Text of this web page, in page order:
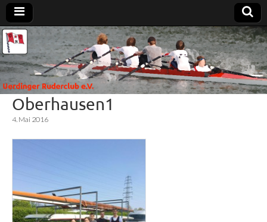
Uerdinger
Ruderclub
e.V.
Rudern in
Krefeld-
Uerdingen
Oberhausen1
4. Mai 2016